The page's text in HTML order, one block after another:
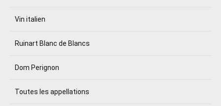
Vin italien
Ruinart Blanc de Blancs
Dom Perignon
Toutes les appellations